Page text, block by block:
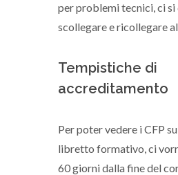
per problemi tecnici, ci
scollegare e ricollegare
Tempistiche di
accreditamento
Per poter vedere i CFP
libretto formativo, ci
60 giorni dalla fine del